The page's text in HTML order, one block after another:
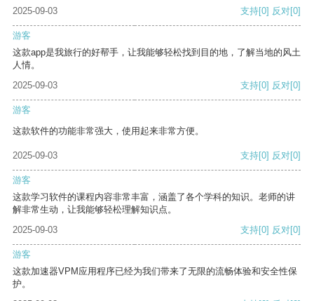
2025-09-03 支持[0] 反对[0]
游客
这款app是我旅行的好帮手，让我能够轻松找到目的地，了解当地的风土
人情。
2025-09-03
支持[0] 反对[0]
游客
这款软件的功能非常强大，使用起来非常方便。
2025-09-03 支持[0] 反对[0]
游客
这款学习软件的课程内容非常丰富，涵盖了各个学科的知识。老师的讲
解非常生动，让我能够轻松理解知识点。
2025-09-03
支持[0] 反对[0]
游客
这款加速器VPM应用程序已经为我们带来了无限的流畅体验和安全性保
护。